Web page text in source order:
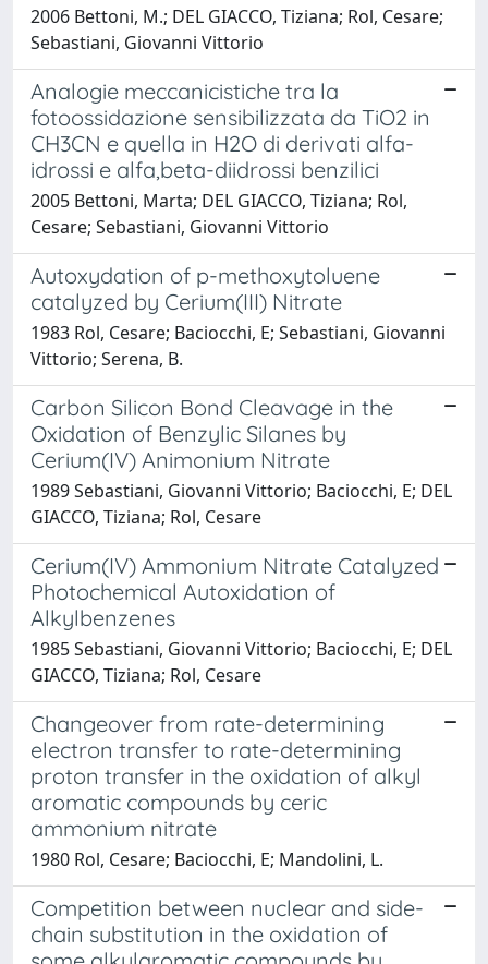
2006 Bettoni, M.; DEL GIACCO, Tiziana; Rol, Cesare;
Sebastiani, Giovanni Vittorio
Analogie meccanicistiche tra la
fotoossidazione sensibilizzata da TiO2 in
CH3CN e quella in H2O di derivati alfa-
idrossi e alfa,beta-diidrossi benzilici
2005 Bettoni, Marta; DEL GIACCO, Tiziana; Rol,
Cesare; Sebastiani, Giovanni Vittorio
Autoxydation of p-methoxytoluene
catalyzed by Cerium(III) Nitrate
1983 Rol, Cesare; Baciocchi, E; Sebastiani, Giovanni
Vittorio; Serena, B.
Carbon Silicon Bond Cleavage in the
Oxidation of Benzylic Silanes by
Cerium(IV) Animonium Nitrate
1989 Sebastiani, Giovanni Vittorio; Baciocchi, E; DEL
GIACCO, Tiziana; Rol, Cesare
Cerium(IV) Ammonium Nitrate Catalyzed
Photochemical Autoxidation of
Alkylbenzenes
1985 Sebastiani, Giovanni Vittorio; Baciocchi, E; DEL
GIACCO, Tiziana; Rol, Cesare
Changeover from rate-determining
electron transfer to rate-determining
proton transfer in the oxidation of alkyl
aromatic compounds by ceric
ammonium nitrate
1980 Rol, Cesare; Baciocchi, E; Mandolini, L.
Competition between nuclear and side-
chain substitution in the oxidation of